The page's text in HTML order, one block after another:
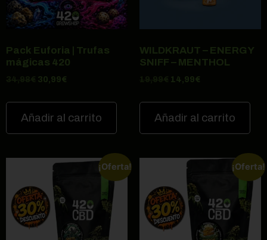
Pack Euforia | Trufas
mágicas 420
30,99€
Añadir al carrito
WILDKRAUT – ENERGY
SNIFF – MENTHOL
14,99€
Añadir al carrito
¡Oferta! ¡Oferta!